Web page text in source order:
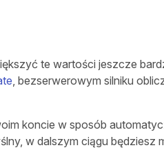
te wartości jeszcze
, bezserwerowym silniku
koncie w sposób
w dalszym ciągu będziesz